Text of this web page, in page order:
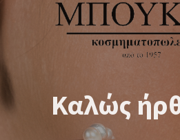
Καλώς